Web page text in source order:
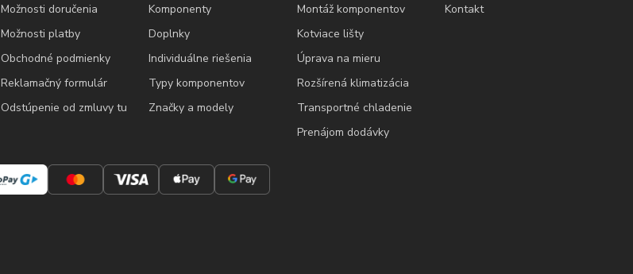
Možnosti doručenia
Možnosti platby
Obchodné podmienky
Reklamačný formulár
Odstúpenie od zmluvy tu
Komponenty
Doplnky
Individuálne riešenia
Typy komponentov
Značky a modely
Montáž komponentov
Kotviace lišty
Úprava na mieru
Rozšírená klimatizácia
Transportné chladenie
Prenájom dodávky
Kontakt